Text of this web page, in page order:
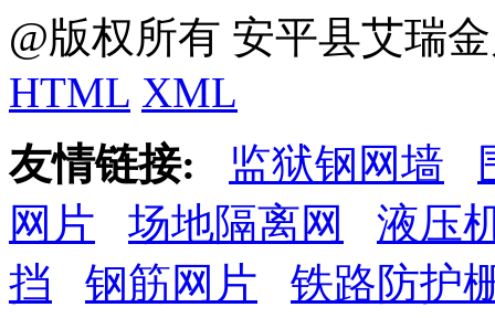
@版权所有 安平县艾瑞
HTML XML
友情链接:
监狱钢网墙
网片
场地隔离网
液压
挡
钢筋网片
铁路防护